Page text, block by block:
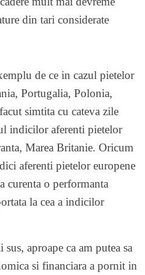
din tari considerate
de ce in cazul pietelor
Portugalia, Polonia,
simtita cu cateva zile
indicilor aferenti pietelor
Marea Britanie. Oricum
aferenti pietelor europene
curenta o performanta
la cea a indicilor
aproape ca am putea sa
si financiara a pornit in